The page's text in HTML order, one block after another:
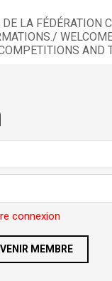
LA FÉDÉRATION
AND
connexion
MEMBRE